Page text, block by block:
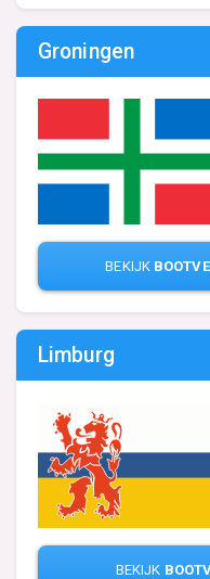
Groningen
BEKIJK
Limburg
BEKIJK